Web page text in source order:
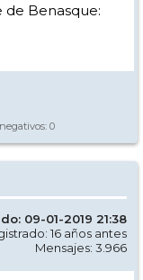
de Benasque:
0
09-01-2019 21:38
16 años antes
Mensajes: 3.966